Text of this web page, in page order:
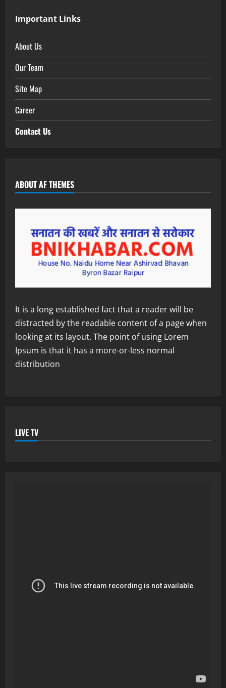
Important Links
About Us
Our Team
Site Map
Career
Contact Us
ABOUT AF THEMES
It is a long established fact that a reader will be
distracted by the readable content of a page when
looking at its layout. The point of using Lorem
Ipsum is that it has a more-or-less normal
distribution
LIVE TV